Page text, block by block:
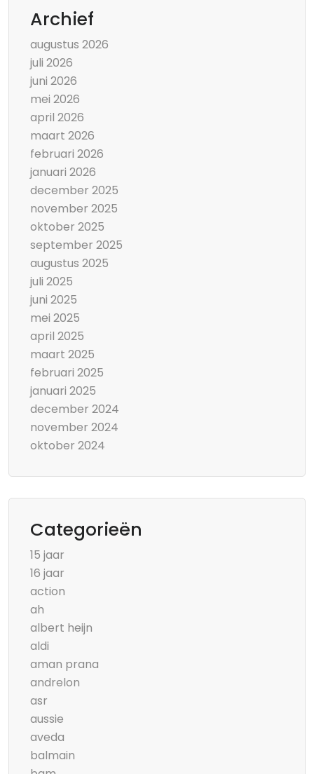
Archief
augustus 2026
juli 2026
juni 2026
mei 2026
april 2026
maart 2026
februari 2026
januari 2026
december 2025
november 2025
oktober 2025
september 2025
augustus 2025
juli 2025
juni 2025
mei 2025
april 2025
maart 2025
februari 2025
januari 2025
december 2024
november 2024
oktober 2024
Categorieën
15 jaar
16 jaar
action
ah
albert heijn
aldi
aman prana
andrelon
asr
aussie
aveda
balmain